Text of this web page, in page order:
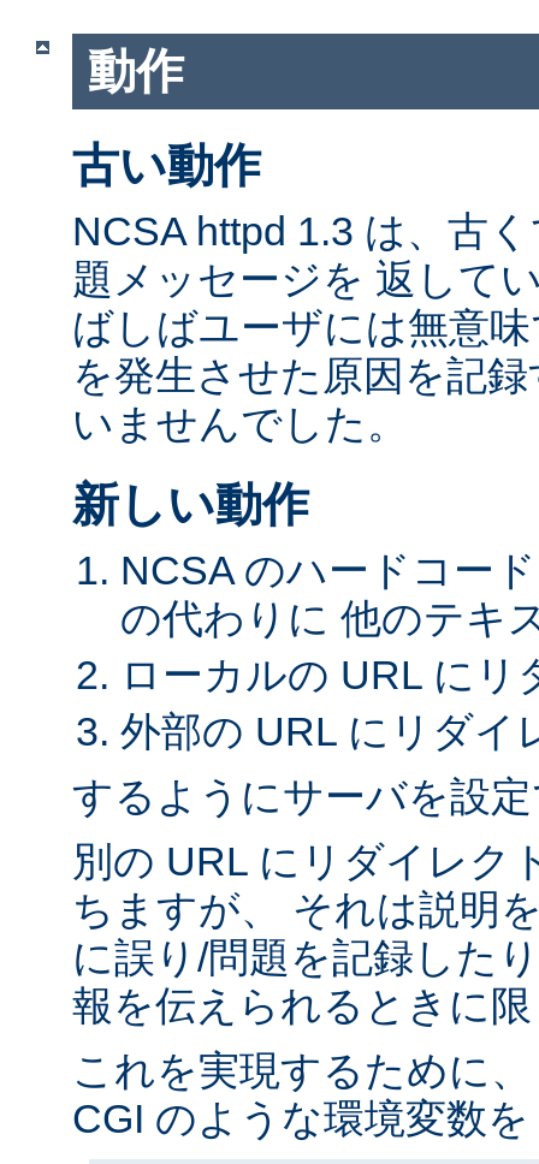
動作
古い動作
NCSA httpd 1.3 は、古
題メッセージを 返して
ばしばユーザには無意
を発生させた原因を記
いませんでした。
新しい動作
NCSA のハードコー
の代わりに 他のテキ
ローカルの URL にリ
外部の URL にリダイ
するようにサーバを設
別の URL にリダイレク
ちますが、 それは説明
に誤り/問題を記録した
報を伝えられるときに
これを実現するために
CGI のような環境変数